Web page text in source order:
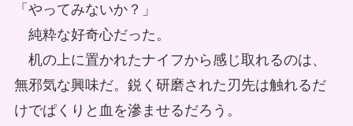
「やってみないか？」
純粋な好奇心だった。
机の上に置かれたナイフから感じ取れるのは、
無邪気な興味だ。鋭く研磨された刃先は触れるだ
けでぱくりと血を滲ませるだろう。